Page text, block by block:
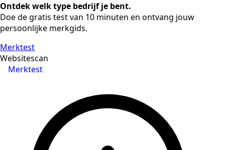
Ontdek welk type bedrijf je bent.
Doe de gratis test van 10 minuten en ontvang jouw
persoonlijke merkgids.
Merktest
Merktest
Websitescan